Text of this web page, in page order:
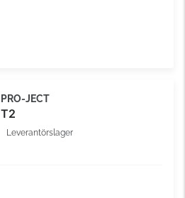
PRO-JECT
T2
Leverantörslager